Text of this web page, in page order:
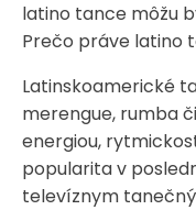
latino tance môžu
Prečo práve latino
Latinskoamerické
merengue, rumba
energiou,
popularita v
televíznym